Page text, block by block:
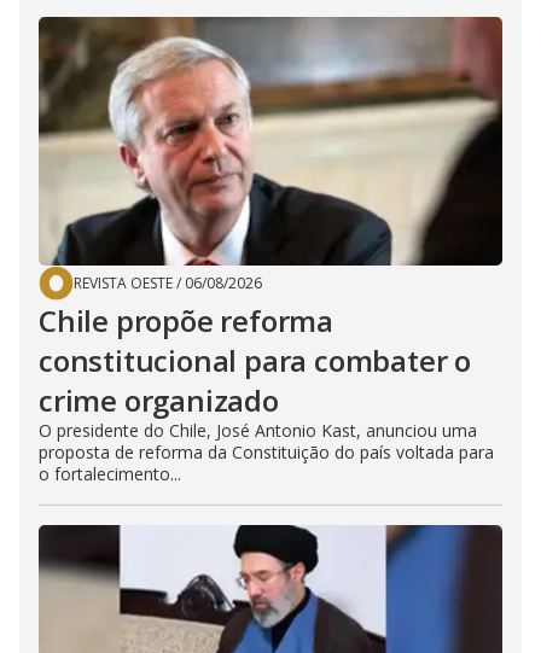
REVISTA OESTE/ 06/08/2026
Chile propõe reforma
constitucional para combater o
crime organizado
O presidente do Chile, José Antonio Kast, anunciou uma
proposta de reforma da Constituição do país voltada para
o fortalecimento...